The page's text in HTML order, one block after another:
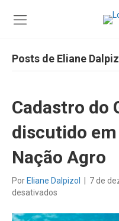
Posts de Eliane
Cadastro do
discutido
Nação Agro
Por Eliane Dalpizol 7 de
desativados
do